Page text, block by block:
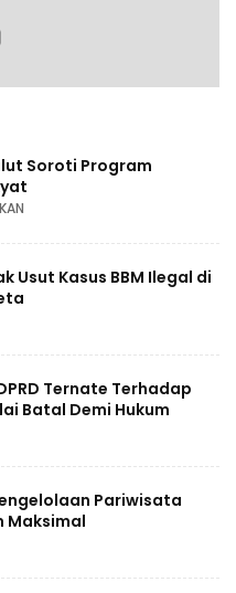
Soroti Program
Usut Kasus BBM Ilegal di
Ternate Terhadap
Batal Demi Hukum
Pariwisata
Maksimal